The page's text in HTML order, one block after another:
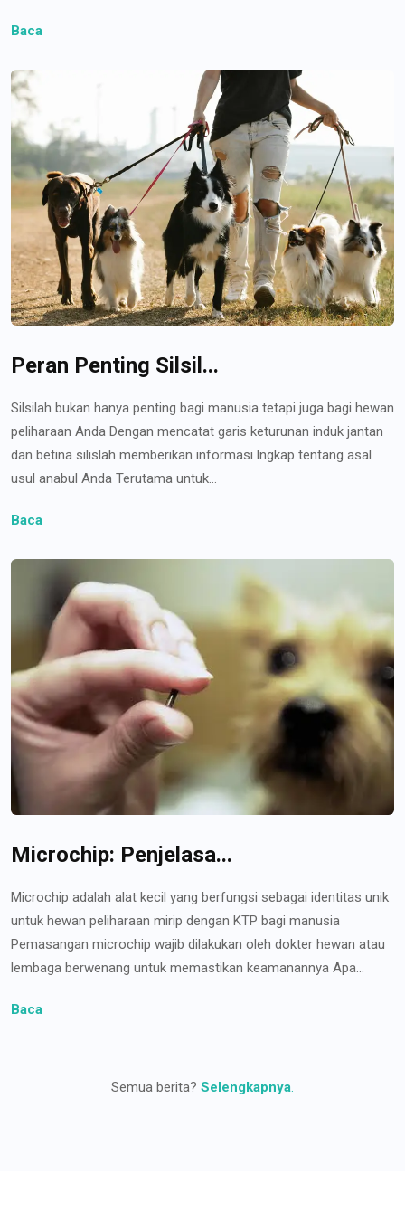
Baca
Peran Penting Silsil...
Silsilah bukan hanya penting bagi manusia tetapi juga bagi hewan
peliharaan Anda Dengan mencatat garis keturunan induk jantan
dan betina silislah memberikan informasi lngkap tentang asal
usul anabul Anda Terutama untuk...
Baca
Microchip: Penjelasa...
Microchip adalah alat kecil yang berfungsi sebagai identitas unik
untuk hewan peliharaan mirip dengan KTP bagi manusia
Pemasangan microchip wajib dilakukan oleh dokter hewan atau
lembaga berwenang untuk memastikan keamanannya Apa...
Baca
Semua berita? Selengkapnya.